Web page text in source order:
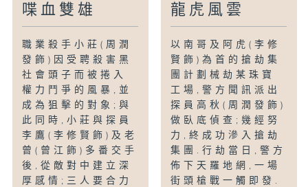
喋血雙雄
職業殺手小莊(周潤
發飾)因受聘殺害黑
社會頭子而被捲入
權力鬥爭的風暴,並
成為狙擊的對象;與
此同時,小莊與探員
李鷹(李修賢飾)及老
曾(曾江飾)多番交手
後,從敵對中建立深
厚感情;三人要合力
龍虎風雲
以南哥及阿虎(李修
賢飾)為首的搶劫集
團計劃械劫某珠寶
工場,警方聞訊派出
探員高秋(周潤發飾)
做臥底偵查;幾經努
力,終成功滲入搶劫
集團.行劫當日,警方
佈下天羅地網,一場
街頭槍戰一觸即發.